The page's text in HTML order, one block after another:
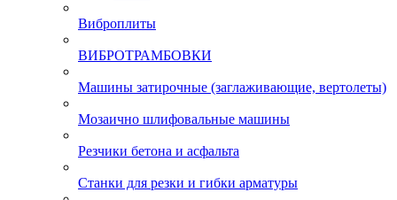
Виброплиты
ВИБРОТРАМБОВКИ
Машины затирочные (заглаживающие, вертолеты)
Мозаично шлифовальные машины
Резчики бетона и асфальта
Станки для резки и гибки арматуры